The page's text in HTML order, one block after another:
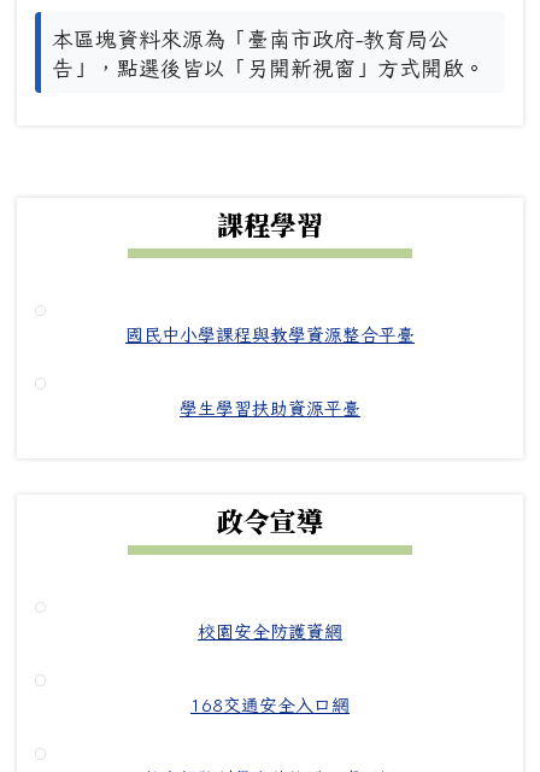
本區塊資料來源為「臺南市政府-教育局公
告」，點選後皆以「另開新視窗」方式開啟。
課程學習
國民中小學課程與教學資源整合平臺
學生學習扶助資源平臺
政令宣導
校園安全防護資網
168交通安全入口網